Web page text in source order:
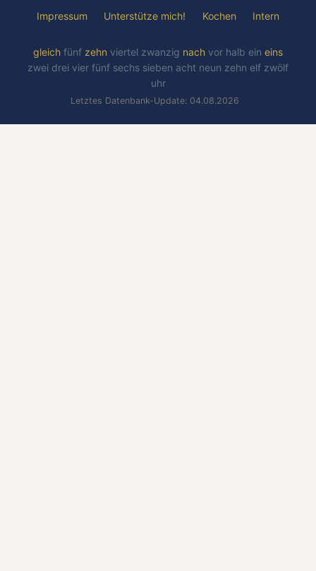
Impressum Unterstütze mich! Kochen Intern
gleich fünf zehn viertel zwanzig nach vor halb ein eins
zwei drei vier fünf sechs sieben acht neun zehn elf zwölf
uhr
Letztes Datenbank-Update: 04.08.2026